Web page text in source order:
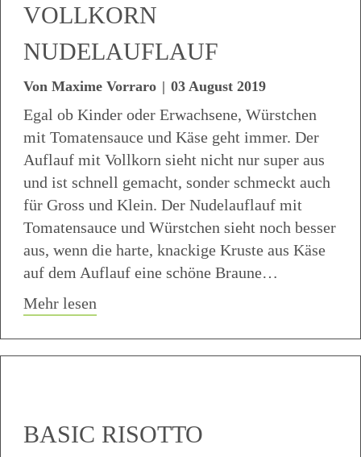
VOLLKORN
NUDELAUFLAUF
Von Maxime Vorraro | 03 August 2019
Egal ob Kinder oder Erwachsene, Würstchen
mit Tomatensauce und Käse geht immer. Der
Auflauf mit Vollkorn sieht nicht nur super aus
und ist schnell gemacht, sonder schmeckt auch
für Gross und Klein. Der Nudelauflauf mit
Tomatensauce und Würstchen sieht noch besser
aus, wenn die harte, knackige Kruste aus Käse
auf dem Auflauf eine schöne Braune…
Mehr lesen
BASIC RISOTTO